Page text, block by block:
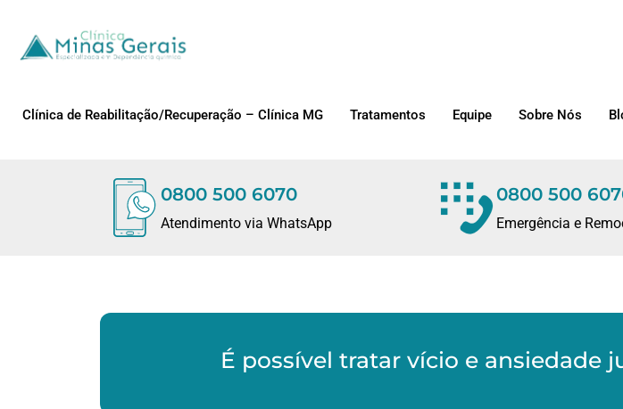
Clínica de Reabilitação/Recuperação – Clínica MG Tratamentos Equipe Sobre Nós
0800 500 6070
Atendimento via WhatsApp
0800 500
Emergência e
É possível tratar vício e ansiedade